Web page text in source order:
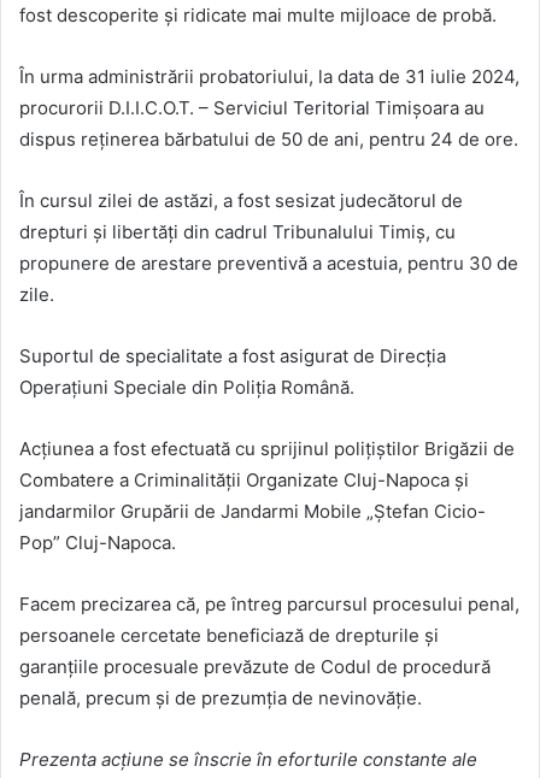
fost descoperite și ridicate mai multe mijloace de probă.
În urma administrării probatoriului, la data de 31 iulie 2024,
procurorii D.I.I.C.O.T. – Serviciul Teritorial Timișoara au
dispus reținerea bărbatului de 50 de ani, pentru 24 de ore.
În cursul zilei de astăzi, a fost sesizat judecătorul de
drepturi și libertăți din cadrul Tribunalului Timiș, cu
propunere de arestare preventivă a acestuia, pentru 30 de
zile.
Suportul de specialitate a fost asigurat de Direcția
Operațiuni Speciale din Poliția Română.
Acțiunea a fost efectuată cu sprijinul polițiștilor Brigăzii de
Combatere a Criminalității Organizate Cluj-Napoca și
jandarmilor Grupării de Jandarmi Mobile „Ștefan Cicio-
Pop” Cluj-Napoca.
Facem precizarea că, pe întreg parcursul procesului penal,
persoanele cercetate beneficiază de drepturile și
garanțiile procesuale prevăzute de Codul de procedură
penală, precum și de prezumția de nevinovăție.
Prezenta acțiune se înscrie în eforturile constante ale